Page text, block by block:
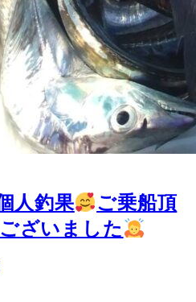
人釣果
ご乗船頂
ざいました